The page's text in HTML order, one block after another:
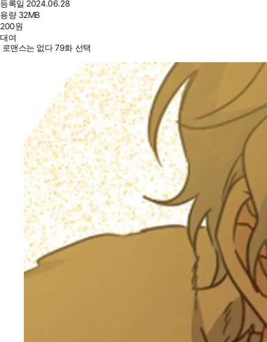
등록일 2024.06.28
용량 32MB
200원
대여
로맨스는 없다 79화 선택